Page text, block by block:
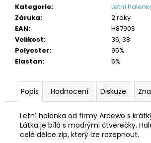
Kategorie:
Letní
Záruka:
2 roky
EAN:
H8790S
Velikost:
36, 38
Polyester:
95%
Elastan: 5%
Popis Hodnocení Diskuze
Letní halenka od firmy Ardewo s
Látka je bílá s modrými čtverečky.
celé délce zip, který lze rozepnout.